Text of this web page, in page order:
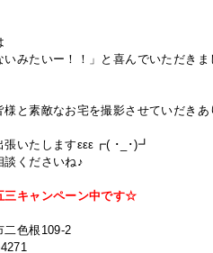
いみたいー！！」と喜んでいただきま
様と素敵なお宅を撮影させていだき
張いたしますεεε┏( ･_･)┛
談くださいね♪
三キャンペーン中です☆
二色根109-2